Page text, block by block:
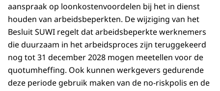
aanspraak op loonkostenvoordelen bij het in dienst
houden van arbeidsbeperkten. De wijziging van het
Besluit SUWI regelt dat arbeidsbeperkte werknemers
die duurzaam in het arbeidsproces zijn teruggekeerd
nog tot 31 december 2028 mogen meetellen voor de
quotumheffing. Ook kunnen werkgevers gedurende
deze periode gebruik maken van de no-riskpolis en de